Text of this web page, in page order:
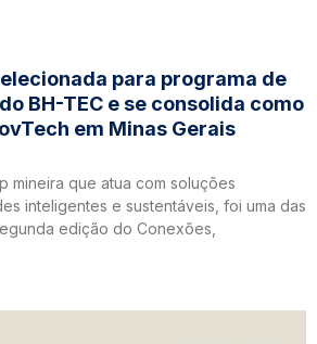
para programa de
BH-TEC e se consolida como
em Minas Gerais
mineira que atua com soluções
inteligentes e sustentáveis, foi uma das
edição do Conexões,